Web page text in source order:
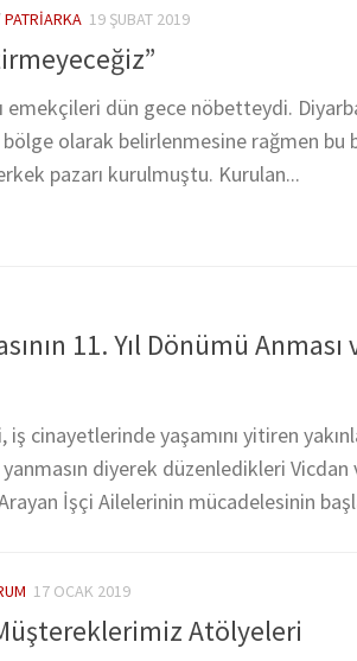
PATRIARKA 19 ŞUBAT 2019
emekçileri dün gece nöbetteydi.
olarak belirlenmesine rağmen bu
pazarı kurulmuştu. Kurulan...
11. Yıl Dönümü
cinayetlerinde yaşamını yitiren
diyerek düzenledikleri
İşçi Ailelerinin mücadelesinin
17 OCAK 2019
Atölyeleri